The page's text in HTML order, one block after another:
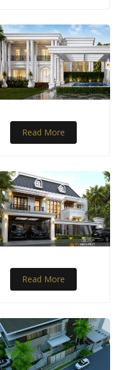
Read More
Read More